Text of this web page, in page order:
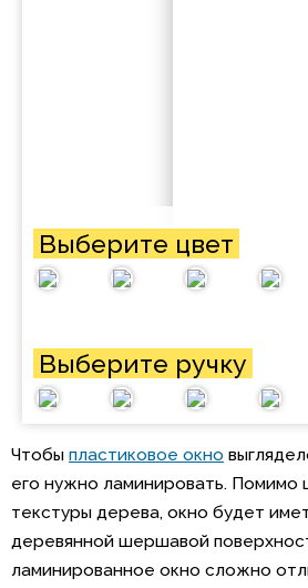
Выберите цвет
Выберите ручку
Чтобы пластиковое окно
его нужно ламинировать. Помимо
текстуры дерева, окно будет
деревянной шершавой
ламинированное окно сложно